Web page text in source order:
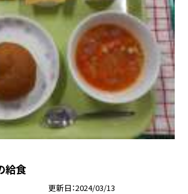
給食
更新日 2024/03/13